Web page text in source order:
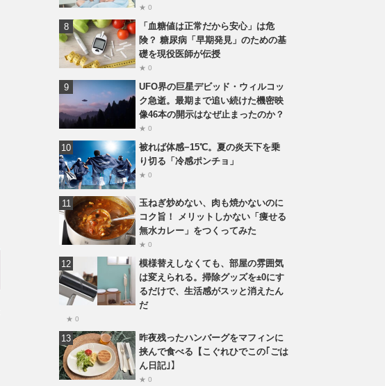
★ 0
「血糖値は正常だから安心」は危
険？ 糖尿病「早期発見」のための基
礎を現役医師が伝授
★ 0
UFO界の巨星デビッド・ウィルコッ
ク急逝。最期まで追い続けた機密映
像46本の開示はなぜ止まったのか？
★ 0
被れば体感−15℃。夏の炎天下を乗
り切る「冷感ポンチョ」
★ 0
玉ねぎ炒めない、肉も焼かないのに
コク旨！ メリットしかない「痩せる
無水カレー」をつくってみた
★ 0
模様替えしなくても、部屋の雰囲気
は変えられる。掃除グッズを±0にす
るだけで、生活感がスッと消えたん
だ
★ 0
昨夜残ったハンバーグをマフィンに
挟んで食べる【こぐれひでこの｢ごは
ん日記｣】
★ 0